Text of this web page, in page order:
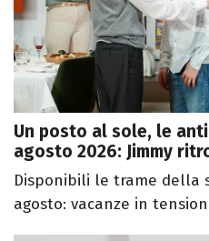
Un posto al sole, le
agosto 2026: Jimmy
Disponibili le trame della
agosto: vacanze in